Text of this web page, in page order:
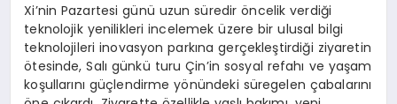
Xi’nin Pazartesi günü uzun süredir öncelik verdiği
teknolojik yenilikleri incelemek üzere bir ulusal bilgi
teknolojileri inovasyon parkına gerçekleştirdiği ziyaretin
ötesinde, Salı günkü turu Çin’in sosyal refahı ve yaşam
koşullarını güçlendirme yönündeki süregelen çabalarını